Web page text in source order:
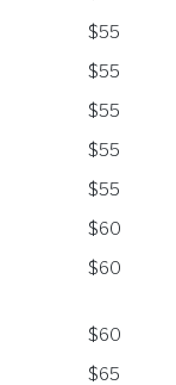
$55
$55
$55
$55
$55
$60
$60
$60
$65